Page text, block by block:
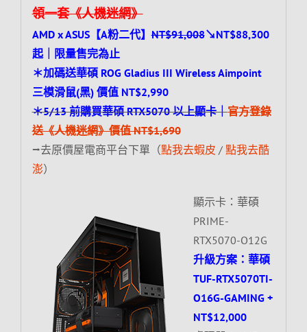
領一套《人機迷網》
AMD x ASUS【A粉二代】NT$91,008↘NT$88,300
起｜限量售完為止
＊加碼送華碩 ROG Gladius III Wireless Aimpoint
三模滑鼠(黑) 價值 NT$2,990
＊5/13 前購買華碩 RTX5070 以上顯卡｜官方登錄
送《人機迷網》價值 NT$1,690
⭢去原價屋電商平台下單（點我去蝦皮 / 點我去酷
澎）
顯示卡：華碩
PRIME-
RTX5070-O12G
升級方案：華碩
TUF-RTX5070TI-
O16G-GAMING +
NT$12,000